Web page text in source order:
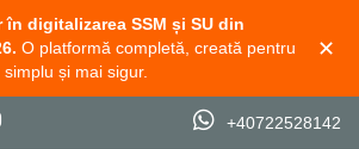
digitalizarea SSM și SU din
O platformă completă, creată pentru
și mai sigur.
✕
+40722528142